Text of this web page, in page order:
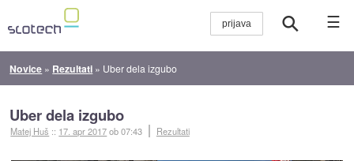
☰
Novice » Rezultati » Uber dela izgubo
Uber dela izgubo
Matej Huš :: 17. apr 2017ob 07:43 Rezultati